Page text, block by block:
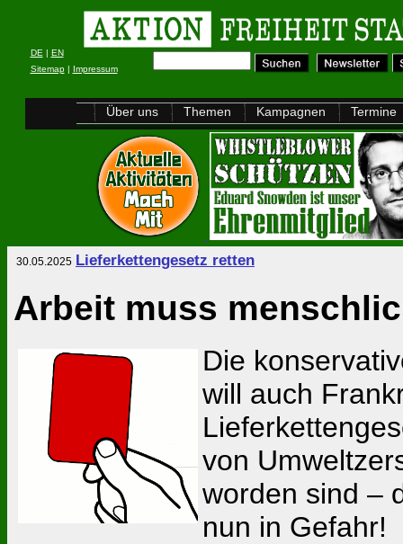
DE | EN
Sitemap| Impressum
Über uns Themen Kampagnen Termine
30.05.2025 Lieferkettengesetz retten
Arbeit muss
Die
will auch
von
worden sind –
nun in Gefahr!